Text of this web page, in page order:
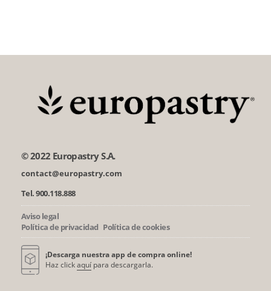
© 2022 Europastry S.A.
contact@europastry.com
Tel. 900.118.888
Aviso legal
Política de privacidad Política de cookies
¡Descarga nuestra app de compra online!
Haz clickaquí para descargarla.